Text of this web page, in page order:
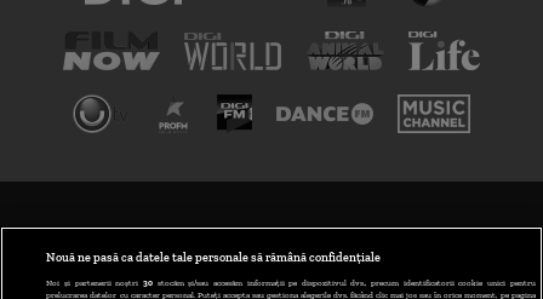
Nouă ne pasă ca datele tale personale să rămână confidențiale
Noi și partenerii noștri 30stocăm și/sau accesăm informații pe dispozitivul dvs., precum identificatorii cookie unici pentru
prelucrarea datelor cu caracter personal. Puteți accepta sau gestiona alegerile dvs. făcând clic mai jos sau în orice moment, pe pagina